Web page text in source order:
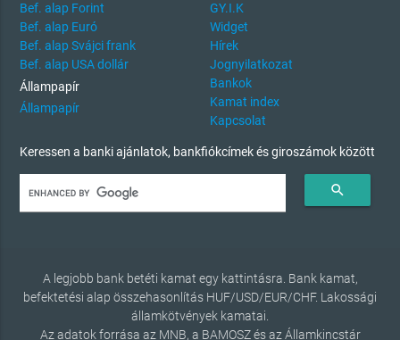
Bef. alap Forint
Bef. alap Euró
Bef. alap Svájci frank
Bef. alap USA dollár
Állampapír
Állampapír
GY.I.K
Widget
Hírek
Jognyilatkozat
Bankok
Kamat index
Kapcsolat
Keressen a banki ajánlatok, bankfiókcímek és giroszámok között
search
A legjobb bank betéti kamat egy kattintásra. Bank kamat,
befektetési alap összehasonlítás HUF/USD/EUR/CHF. Lakossági
államkötvények kamatai.
Az adatok forrása az MNB, a BAMOSZ és az Államkincstár